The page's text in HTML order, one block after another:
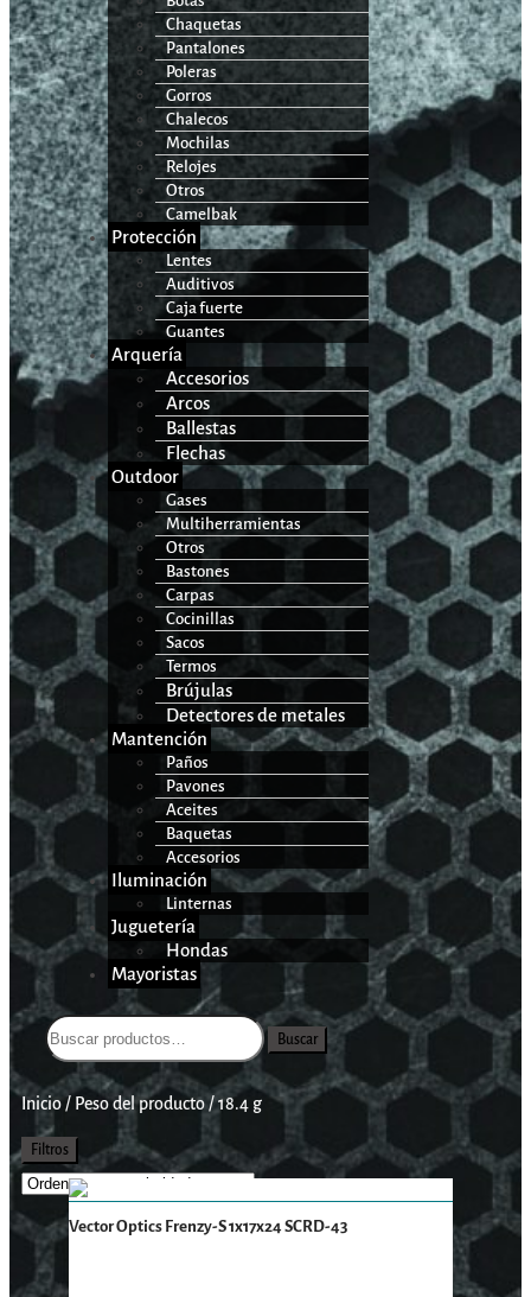
Chaquetas
Pantalones
Poleras
Gorros
Chalecos
Mochilas
Relojes
Otros
Camelbak
Protección
Lentes
Auditivos
Caja fuerte
Guantes
Arquería
Accesorios
Arcos
Ballestas
Flechas
Outdoor
Gases
Multiherramientas
Otros
Bastones
Carpas
Cocinillas
Sacos
Termos
Brújulas
Detectores de metales
Mantención
Paños
Pavones
Aceites
Baquetas
Accesorios
Iluminación
Linternas
Juguetería
Hondas
Mayoristas
Buscar
Inicio/ Peso del producto/18.4 g
Filtros
Vector Optics Frenzy-S 1x17x24 SCRD-43